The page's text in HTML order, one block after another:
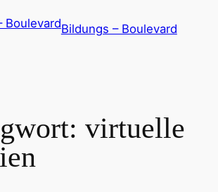
Bildungs – Boulevard
virtuelle